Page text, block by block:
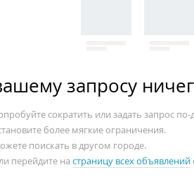
запросу
сократить или задать запрос по-
более мягкие ограничения.
поискать в другом городе.
перейдите на страницу всех объявлений